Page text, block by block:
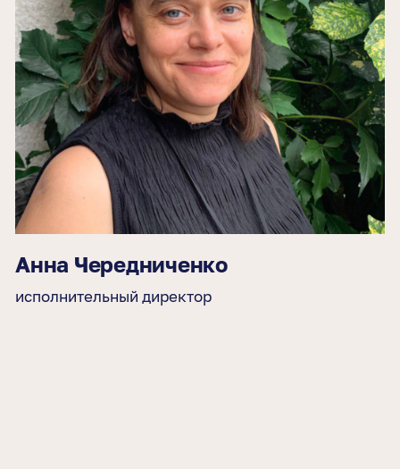
Анна Чередниченко
исполнительный директор